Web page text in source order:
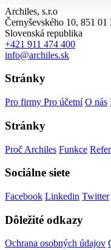
Archiles, s.r.o
Černyševského 10, 851 01
Slovenská republika
+421 911 474 400
info@archiles.sk
Stránky
Pro firmy Pro účetní O nás
Stránky
Proč Archiles Funkce
Sociálne siete
Facebook Linkedin Twitter
Dôležité odkazy
Ochrana osobných údajov